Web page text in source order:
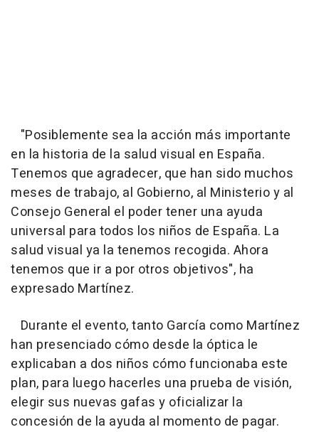
"Posiblemente sea la acción más importante
en la historia de la salud visual en España.
Tenemos que agradecer, que han sido muchos
meses de trabajo, al Gobierno, al Ministerio y al
Consejo General el poder tener una ayuda
universal para todos los niños de España. La
salud visual ya la tenemos recogida. Ahora
tenemos que ir a por otros objetivos", ha
expresado Martínez.
Durante el evento, tanto García como Martínez
han presenciado cómo desde la óptica le
explicaban a dos niños cómo funcionaba este
plan, para luego hacerles una prueba de visión,
elegir sus nuevas gafas y oficializar la
concesión de la ayuda al momento de pagar.